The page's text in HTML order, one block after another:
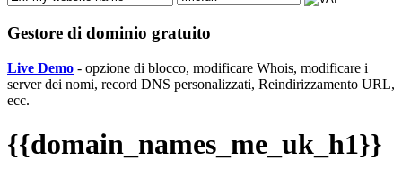
Gestore di dominio gratuito
Live Demo - opzione di blocco, modificare Whois, modificare i
server dei nomi, record DNS personalizzati, Reindirizzamento URL,
ecc.
{{domain_names_me_uk_h1}}